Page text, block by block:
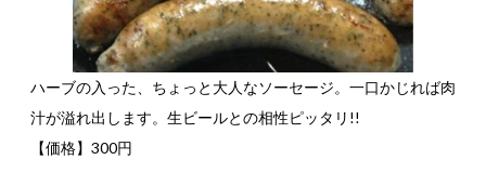
ハーブの入った、ちょっと大人なソーセージ。一口かじれば肉
汁が溢れ出します。生ビールとの相性ピッタリ!!
【価格】300円